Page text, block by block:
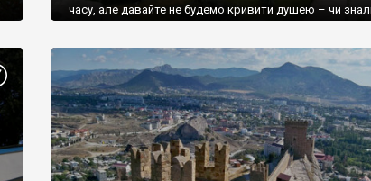
часу, але давайте не будемо кривити душею – чи